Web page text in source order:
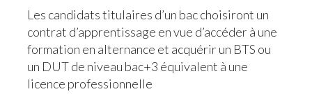
Les candidats titulaires d’un bac choisiront un
contrat d’apprentissage en vue d’accéder à une
formation en alternance et acquérir un BTS ou
un DUT de niveau bac+3 équivalent à une
licence professionnelle